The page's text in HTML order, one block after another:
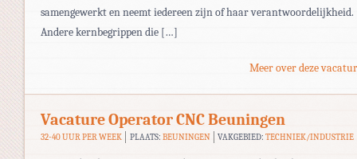
samengewerkt en neemt iedereen zijn of haar verantwoordelijkheid.
Andere kernbegrippen die […]
Meer over deze
Vacature Operator CNC Beuningen
32-40 UUR PER WEEK PLAATS: BEUNINGEN VAKGEBIED:TECHNIEK/INDUSTRIE